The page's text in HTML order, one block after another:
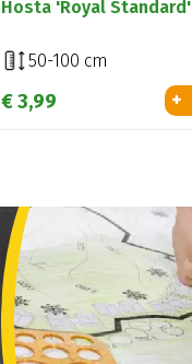
Hosta 'Royal Standard'
50-100 cm
€3,99